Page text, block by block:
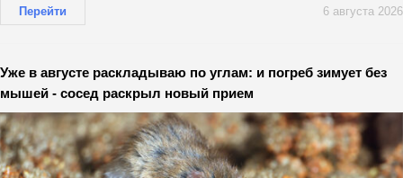
Перейти 6 августа 2026
Уже в августе раскладываю по углам: и погреб зимует без
мышей - сосед раскрыл новый прием